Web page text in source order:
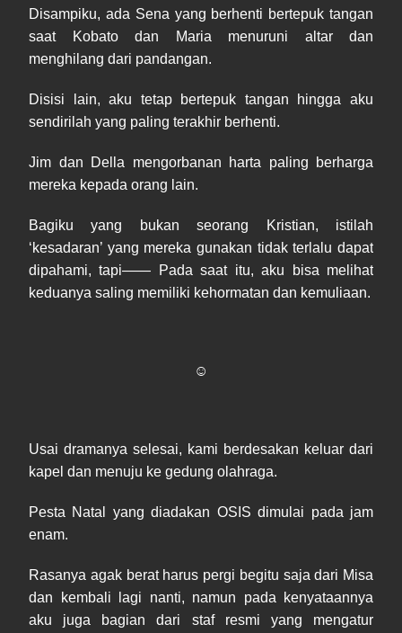
Disampiku, ada Sena yang berhenti bertepuk tangan
saat Kobato dan Maria menuruni altar dan
menghilang dari pandangan.
Disisi lain, aku tetap bertepuk tangan hingga aku
sendirilah yang paling terakhir berhenti.
Jim dan Della mengorbanan harta paling berharga
mereka kepada orang lain.
Bagiku yang bukan seorang Kristian, istilah
‘kesadaran’ yang mereka gunakan tidak terlalu dapat
dipahami, tapi—— Pada saat itu, aku bisa melihat
keduanya saling memiliki kehormatan dan kemuliaan.
☺
Usai dramanya selesai, kami berdesakan keluar dari
kapel dan menuju ke gedung olahraga.
Pesta Natal yang diadakan OSIS dimulai pada jam
enam.
Rasanya agak berat harus pergi begitu saja dari Misa
dan kembali lagi nanti, namun pada kenyataannya
aku juga bagian dari staf resmi yang mengatur